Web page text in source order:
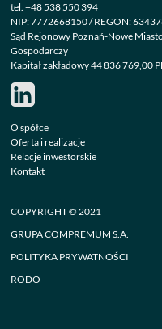
tel.+48 538 550 394
NIP: 7772668150 / REGON:
Sąd Rejonowy Poznań-Nowe
Gospodarczy
Kapitał zakładowy 44 836 769,00
O spółce
Oferta i realizacje
Relacje inwestorskie
Kontakt
COPYRIGHT © 2021
GRUPA COMPREMUM S.A.
POLITYKA PRYWATNOŚCI
RODO